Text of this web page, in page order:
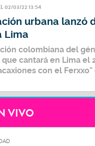
02/03/22 13:54
urbana lanzó
Lima
colombiana del
que cantará en Lima el
con el
VIVO